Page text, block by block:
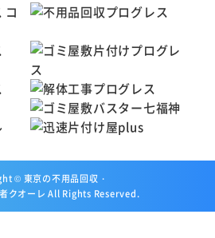
© 東京の不用品回収・
クオーレ All Rights Reserved.